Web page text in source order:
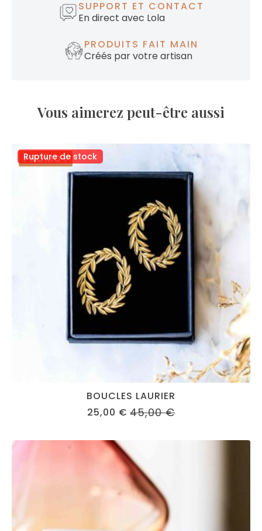
SUPPORT ET CONTACT
En direct avec Lola
PRODUITS FAIT MAIN
Créés par votre artisan
Vous aimerez peut-être aussi
Rupture de stock
PROMO !
BOUCLES LAURIER
45,00€
ORIGINAL
45,00 €.
25,00 € CURRENT
25,00 €.